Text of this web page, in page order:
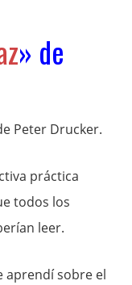
» de
Peter Drucker.
práctica
todos los
leer.
aprendí sobre el